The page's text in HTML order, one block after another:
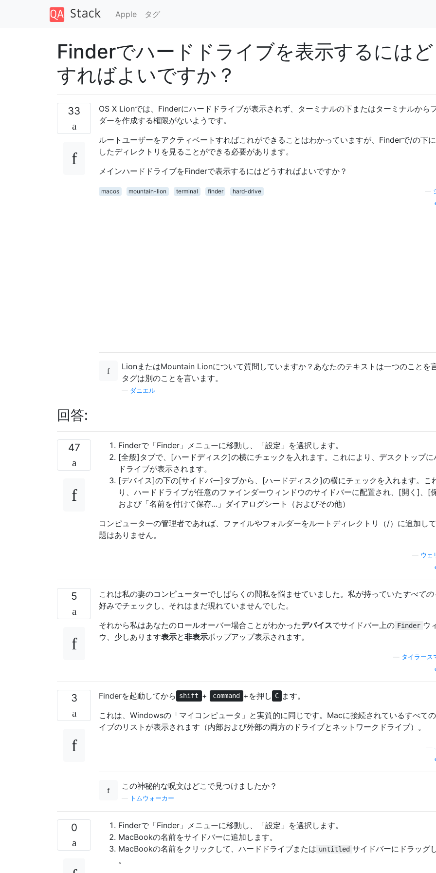
Apple タグ
Finderでハードドライブを表示するには
すればよいですか？
33
OS X Lionでは、Finderにハードドライブが表示されず、ターミナルの下またはターミナルから
ダーを作成する権限がないようです。
ルートユーザーをアクティベートすればこれができることはわかっていますが、Finderで/の下
したディレクトリを見ることができる必要があります。
メインハードドライブをFinderで表示するにはどうすればよいですか？
macos mountain-lion terminal finder hard-drive
LionまたはMountain Lionについて質問していますか？あなたのテキストは一つのことを
タグは別のことを言います。
ダニエル
回答:
47
Finderで「Finder」メニューに移動し、「設定」を選択します。
[全般]タブで、[ハードディスク]の横にチェックを入れます。これにより、デスクトップに
ドライブが表示されます。
[デバイス]の下の[サイドバー]タブから、[ハードディスク]の横にチェックを入れます。こ
り、ハードドライブが任意のファインダーウィンドウのサイドバーに配置され、[開く]、[
および「名前を付けて保存...」ダイアログシート（およびその他）
コンピューターの管理者であれば、ファイルやフォルダーをルートディレクトリ（/）に追加し
題はありません。
ウェ
5 これは私の妻のコンピューターでしばらくの間私を悩ませていました。私が持っていた すべて
好みでチェックし、それはまだ現れていませんでした。
それから私はあなたのロールオーバー場合ことがわかったデバイスでサイドバー上の Finder ウ
ウ、少しあります表示と非表示ポップアップ表示されます。
タイラース
3 Finderを起動してから shift + command +を押し C ます。
これは、Windowsの「マイコンピュータ」と実質的に同じです。Macに接続されているすべて
イブのリストが表示されます（内部および外部の両方のドライブとネットワークドライブ）。
—
この神秘的な呪文はどこで見つけましたか？
トムウォーカー
0
Finderで「Finder」メニューに移動し、「設定」を選択します。
MacBookの名前をサイドバーに追加します。
MacBookの名前をクリックして、ハードドライブまたは untitled サイドバーにドラッグ
。